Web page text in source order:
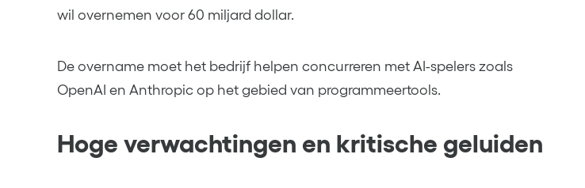
wil overnemen voor 60 miljard dollar.
De overname moet het bedrijf helpen concurreren met AI-spelers zoals
OpenAI en Anthropic op het gebied van programmeertools.
Hoge verwachtingen en kritische geluiden